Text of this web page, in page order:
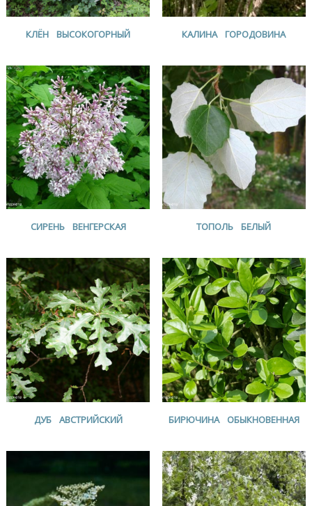
КЛЁН ВЫСОКОГОРНЫЙ КАЛИНА ГОРОДОВИНА
СИРЕНЬ ВЕНГЕРСКАЯ ТОПОЛЬ БЕЛЫЙ
ДУБ АВСТРИЙСКИЙ БИРЮЧИНА ОБЫКНОВЕННАЯ